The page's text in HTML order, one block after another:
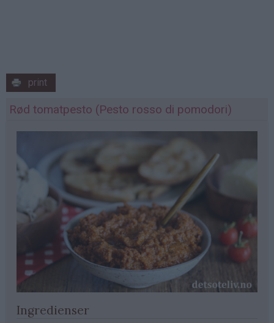
print
Rød tomatpesto (Pesto rosso di pomodori)
Ingredienser